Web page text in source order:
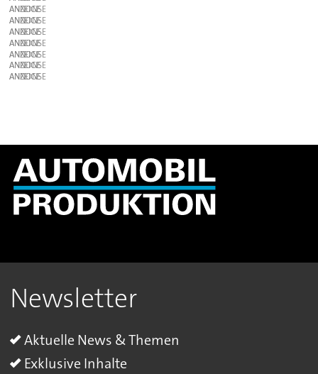
ANZEIGE
ANZEIGE
ANZEIGE
ANZEIGE
ANZEIGE
ANZEIGE
ANZEIGE
Newsletter
Aktuelle News & Themen
Exklusive Inhalte